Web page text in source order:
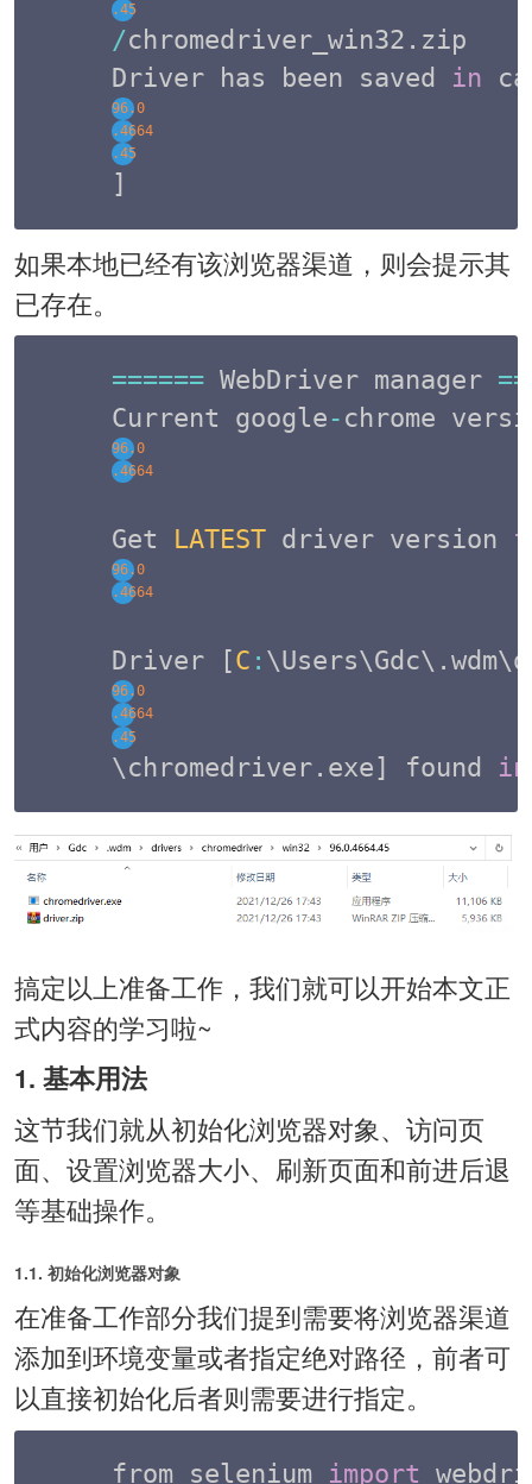
.45
/chromedriver_win32 . zip
Driver has been saved in
96.0
.4664
.45
]
如果本地已经有该浏览器渠道，则会提示其
已存在。
====== WebDriver manager
Current google - chrome
96.0
.4664
Get LATEST driver version
96.0
.4664
Driver [C : \Users\Gdc\ .
96.0
.4664
.45
\chromedriver. exe] found in
搞定以上准备工作，我们就可以开始本文正
式内容的学习啦~
1. 基本用法
这节我们就从初始化浏览器对象、访问页
面、设置浏览器大小、刷新页面和前进后退
等基础操作。
1.1. 初始化浏览器对象
在准备工作部分我们提到需要将浏览器渠道
添加到环境变量或者指定绝对路径，前者可
以直接初始化后者则需要进行指定。
from selenium import